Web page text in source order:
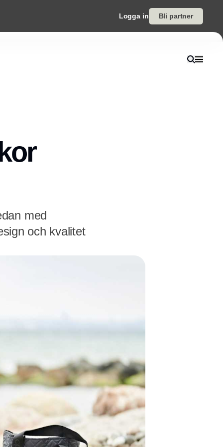
Logga in Bli partner
med
och kvalitet